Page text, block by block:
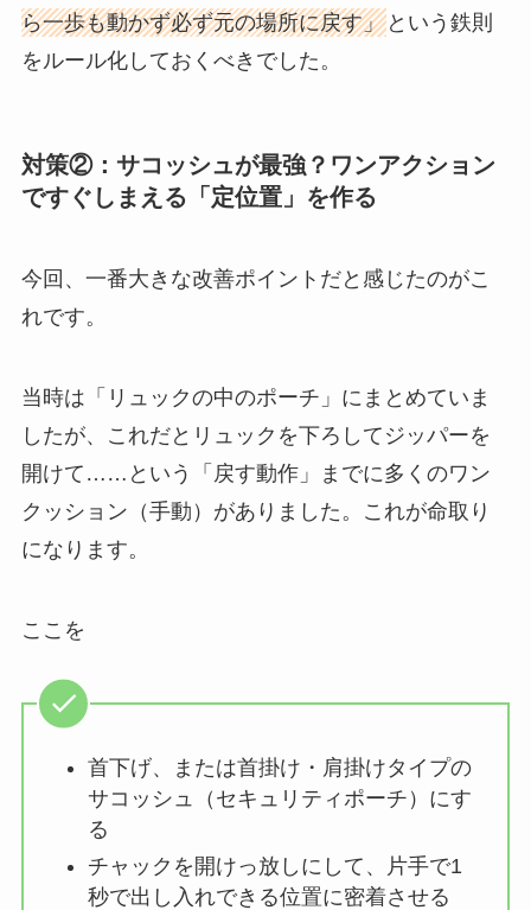
ら一歩も動かず必ず元の場所に戻す」という鉄則
をルール化しておくべきでした。
対策②：サコッシュが最強？ワンアクション
ですぐしまえる「定位置」を作る
今回、一番大きな改善ポイントだと感じたのがこ
れです。
当時は「リュックの中のポーチ」にまとめていま
したが、これだとリュックを下ろしてジッパーを
開けて……という「戻す動作」までに多くのワン
クッション（手動）がありました。これが命取り
になります。
ここを
首下げ、または首掛け・肩掛けタイプの
サコッシュ（セキュリティポーチ）にす
る
チャックを開けっ放しにして、片手で1
秒で出し入れできる位置に密着させる